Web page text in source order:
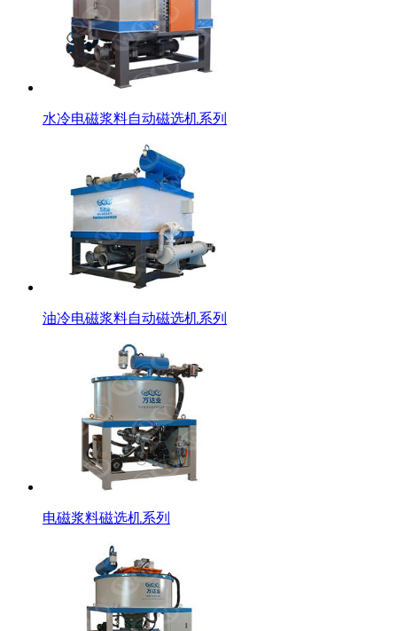
水冷电磁浆料自动磁选机系列
油冷电磁浆料自动磁选机系列
电磁浆料磁选机系列